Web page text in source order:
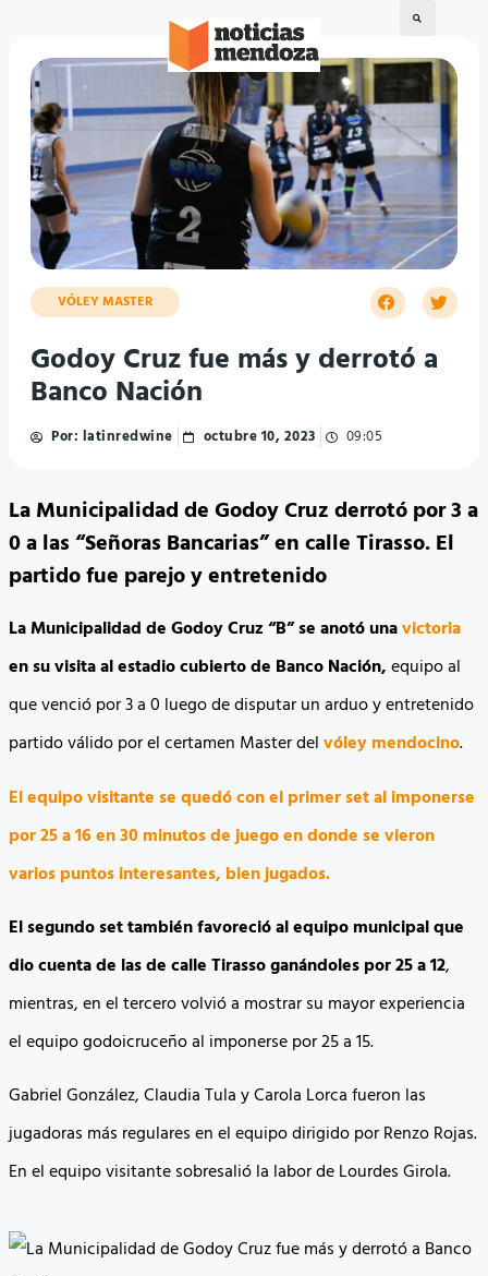
VÓLEY MASTER
Godoy Cruz fue más y derrotó a
Banco Nación
Por: latinredwine octubre 10, 2023 09:05
La Municipalidad de Godoy Cruz derrotó por 3 a
0 a las “Señoras Bancarias” en calle Tirasso. El
partido fue parejo y entretenido
La Municipalidad de Godoy Cruz “B” se anotó unavictoria
en su visita al estadio cubierto de Banco Nación,equipo al
que venció por 3 a 0 luego de disputar un arduo y entretenido
partido válido por el certamen Master delvóleymendocino.
El equipo visitante se quedó con el primer set al imponerse
por 25 a 16 en 30 minutos de juego en donde se vieron
varios puntos interesantes, bien jugados.
El segundo set también favoreció al equipo municipal que
dio cuenta de las de calle Tirasso ganándoles por 25 a 12,
mientras, en el tercero volvió a mostrar su mayor experiencia
el equipo godoicruceño al imponerse por 25 a 15.
Gabriel González, Claudia Tula y Carola Lorca fueron las
jugadoras más regulares en el equipo dirigido por Renzo Rojas.
En el equipo visitante sobresalió la labor de Lourdes Girola.